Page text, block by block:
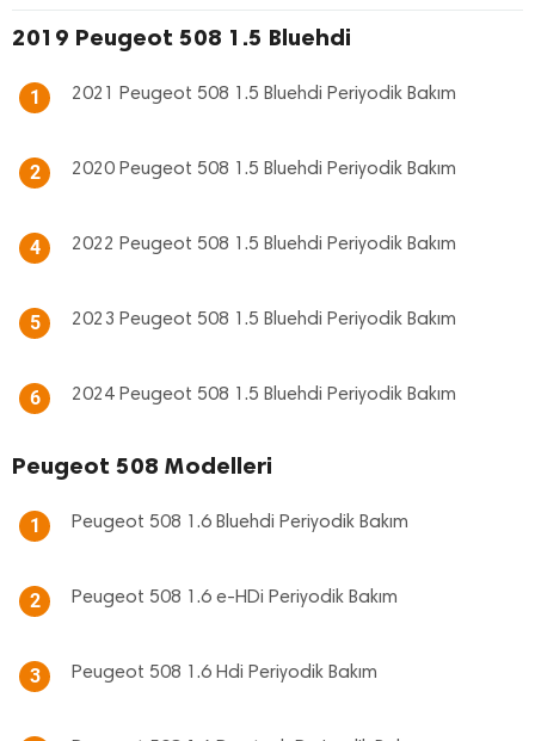
2019 Peugeot 508 1.5 Bluehdi
1 2021 Peugeot 508 1.5 Bluehdi Periyodik Bakım
2 2020 Peugeot 508 1.5 Bluehdi Periyodik Bakım
4 2022 Peugeot 508 1.5 Bluehdi Periyodik Bakım
5 2023 Peugeot 508 1.5 Bluehdi Periyodik Bakım
6 2024 Peugeot 508 1.5 Bluehdi Periyodik Bakım
Peugeot 508 Modelleri
1 Peugeot 508 1.6 Bluehdi Periyodik Bakım
2 Peugeot 508 1.6 e-HDi Periyodik Bakım
3 Peugeot 508 1.6 Hdi Periyodik Bakım